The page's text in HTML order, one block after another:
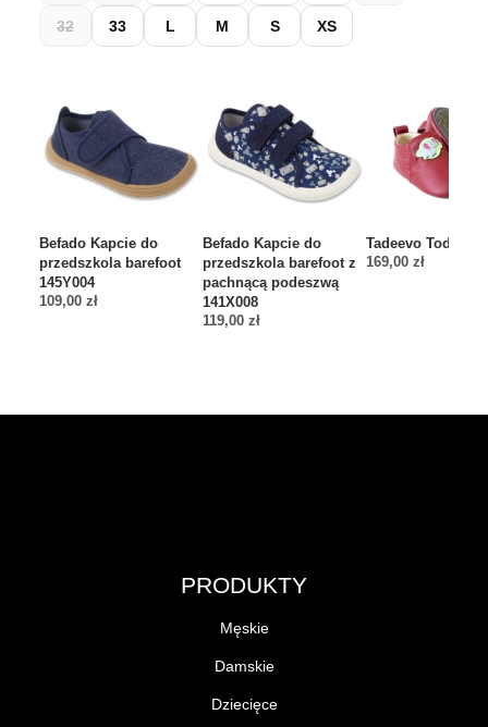
32 33 L M S XS
Befado Kapcie do
przedszkola barefoot
145Y004
109,00 zł
Befado Kapcie do
przedszkola barefoot z
pachnącą podeszwą
141X008
119,00 zł
Tadeevo Toddler
169,00 zł
PRODUKTY
Męskie
Damskie
Dziecięce